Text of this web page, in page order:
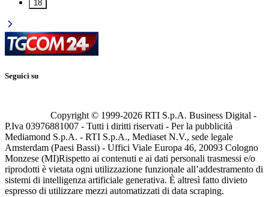
18
Seguici su
Copyright © 1999-2026 RTI S.p.A. Business Digital -
P.Iva 03976881007 - Tutti i diritti riservati - Per la pubblicità
Mediamond S.p.A. - RTI S.p.A., Mediaset N.V., sede legale
Amsterdam (Paesi Bassi) - Uffici Viale Europa 46, 20093 Cologno
Monzese (MI)Rispetto ai contenuti e ai dati personali trasmessi e/o
riprodotti è vietata ogni utilizzazione funzionale all’addestramento di
sistemi di intelligenza artificiale generativa. È altresì fatto divieto
espresso di utilizzare mezzi automatizzati di data scraping.